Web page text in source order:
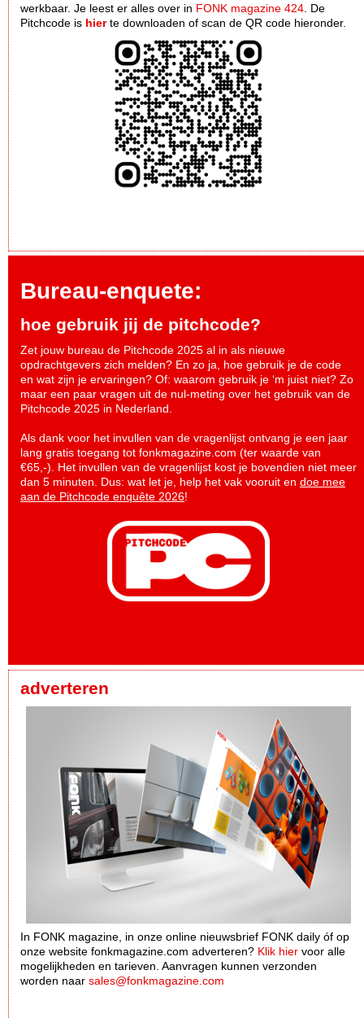
werkbaar. Je leest er alles over in FONK magazine 424 . De
Pitchcode is hierte downloaden of scan de QR code hieronder.
Bureau-enquete:
hoe gebruik jij de pitchcode?
Zet jouw bureau de Pitchcode 2025 al in als nieuwe
opdrachtgevers zich melden? En zo ja, hoe gebruik je de code
en wat zijn je ervaringen? Of: waarom gebruik je ‘m juist niet? Zo
maar een paar vragen uit de nul-meting over het gebruik van de
Pitchcode 2025 in Nederland.
Als dank voor het invullen van de vragenlijst ontvang je een jaar
lang gratis toegang tot fonkmagazine.com (ter waarde van
€65,-). Het invullen van de vragenlijst kost je bovendien niet meer
dan 5 minuten. Dus: wat let je, help het vak vooruit en doe mee
aan de Pitchcode enquête 2026!
adverteren
In FONK magazine, in onze online nieuwsbrief FONK daily óf op
onze website fonkmagazine.com adverteren? Klik hier voor alle
mogelijkheden en tarieven. Aanvragen kunnen verzonden
worden naar sales@fonkmagazine.com